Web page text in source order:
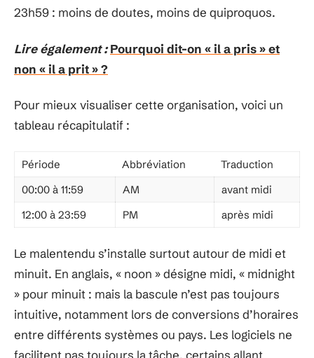
23h59 : moins de doutes, moins de quiproquos.
Lire également : Pourquoi dit-on « il a pris » et
non « il a prit » ?
Pour mieux visualiser cette organisation, voici un
tableau récapitulatif :
Période Abbréviation
Traduction
00:00 à 11:59
AM
avant midi
12:00 à 23:59
PM après midi
Le malentendu s’installe surtout autour de midi et
minuit. En anglais, « noon » désigne midi, « midnight
» pour minuit : mais la bascule n’est pas toujours
intuitive, notamment lors de conversions d’horaires
entre différents systèmes ou pays. Les logiciels ne
facilitent pas toujours la tâche, certains allant